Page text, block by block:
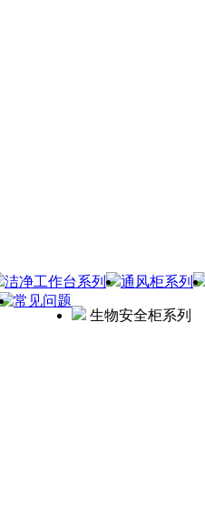
洁净工作台系列 通风柜系列
常见问题
生物安全柜系列